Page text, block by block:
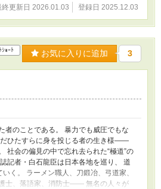
終更新日 2026.01.03 登録日 2025.12.03
ｼｮｰﾄ お気に入りに追加 3
者のことである。 暴力でも威圧でもな
ひたすらに身を投じる者の生き様——
社会の偏見の中で忘れ去られた“極道”の
記者・白石龍臣は日本各地を巡り、 道
いく。 ラーメン職人、刀鍛冶、弓道家、
士、落語家、消防士—— 無名の人々が